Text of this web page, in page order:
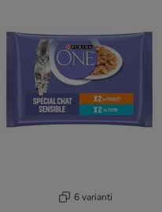
6 varianti